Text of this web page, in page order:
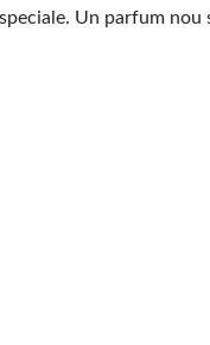
Un parfum nou